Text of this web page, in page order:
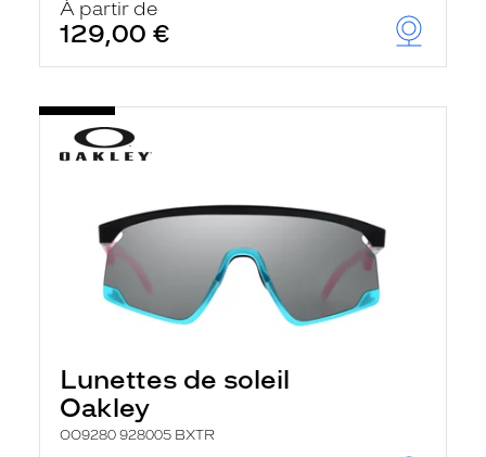
À partir de
129,00 €
Lunettes de soleil
Oakley
OO9280 928005 BXTR